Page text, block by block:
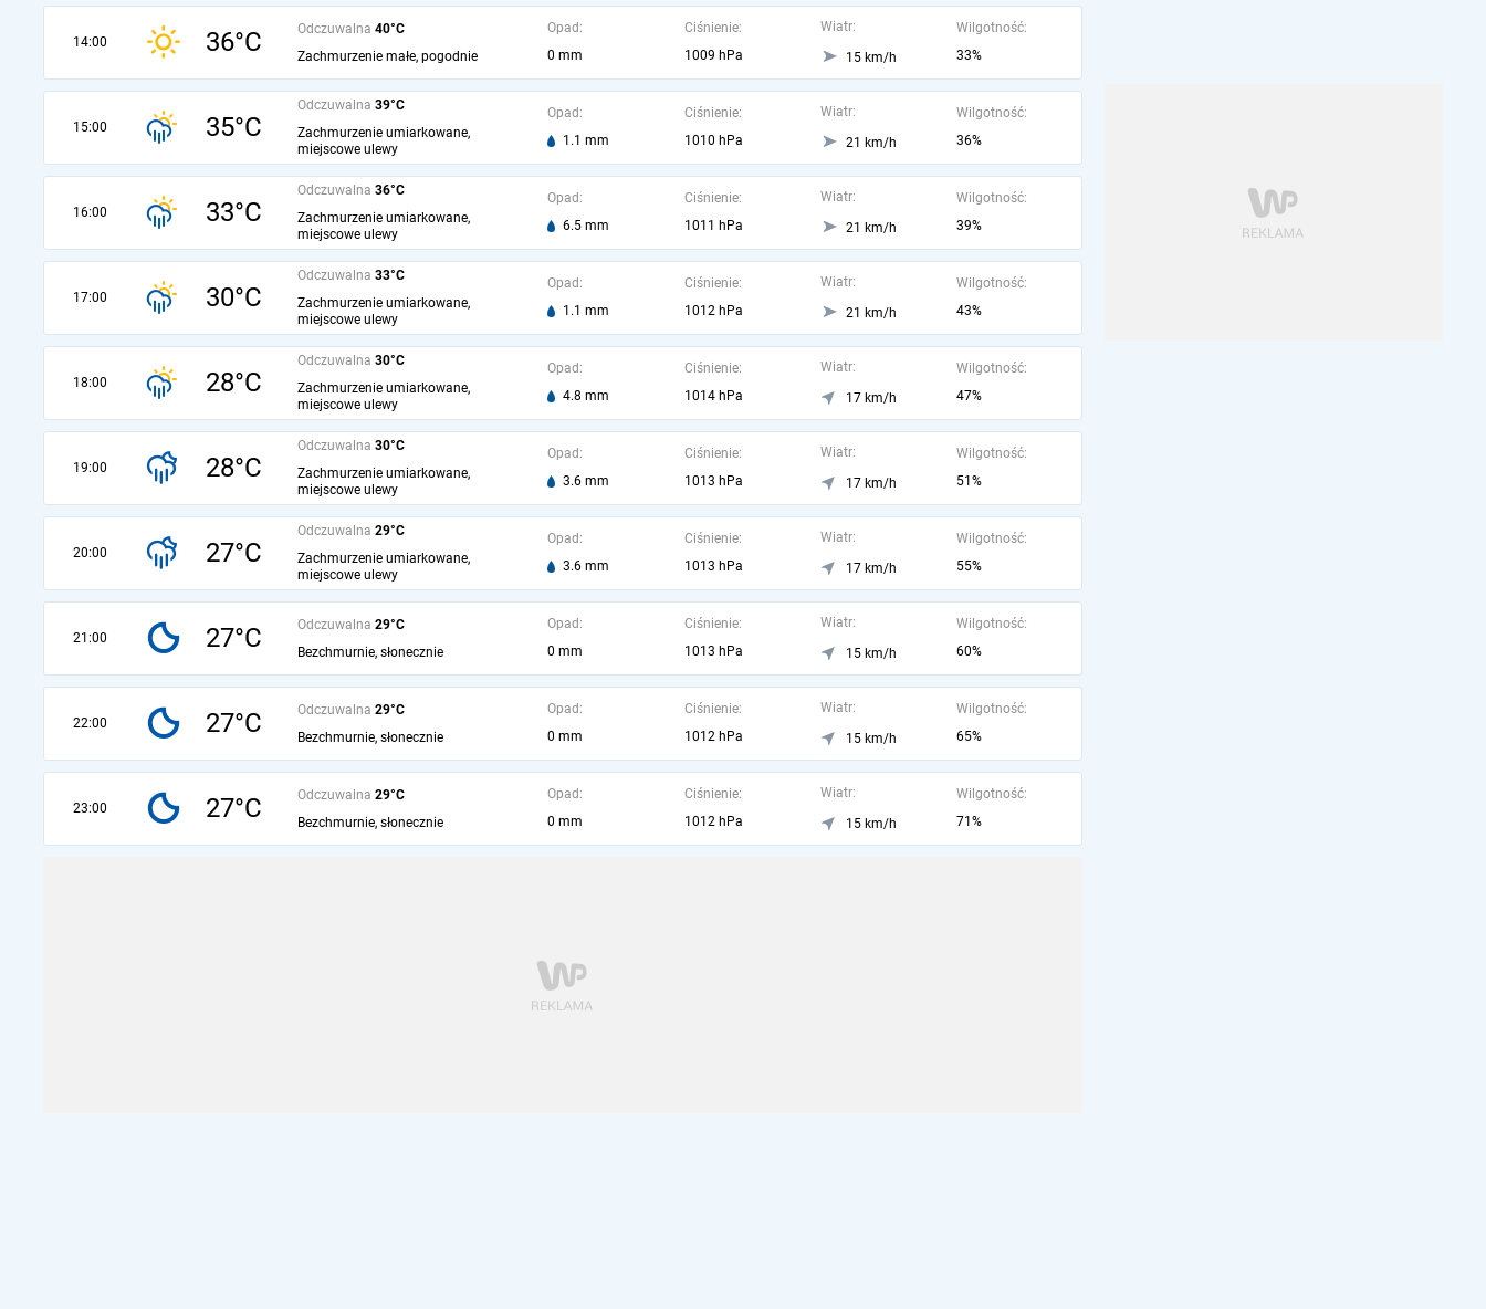
14:00 36°C Odczuwalna 40°C
Zachmurzenie małe, pogodnie
Opad:
0 mm
Ciśnienie:
1009 hPa
Wiatr:
15 km/h
Wilgotność:
33%
15:00 35°C
Odczuwalna 39°C
Zachmurzenie umiarkowane,
miejscowe ulewy
Opad:
1.1 mm
Ciśnienie:
1010 hPa
Wiatr:
21 km/h
Wilgotność:
36%
16:00 33°C
Odczuwalna 36°C
Zachmurzenie umiarkowane,
miejscowe ulewy
Opad:
6.5 mm
Ciśnienie:
1011 hPa
Wiatr:
21 km/h
Wilgotność:
39%
17:00 30°C
Odczuwalna 33°C
Zachmurzenie umiarkowane,
miejscowe ulewy
Opad:
1.1 mm
Ciśnienie:
1012 hPa
Wiatr:
21 km/h
Wilgotność:
43%
18:00 28°C
Odczuwalna 30°C
Zachmurzenie umiarkowane,
miejscowe ulewy
Opad:
4.8 mm
Ciśnienie:
1014 hPa
Wiatr:
17 km/h
Wilgotność:
47%
19:00 28°C
Odczuwalna 30°C
Zachmurzenie umiarkowane,
miejscowe ulewy
Opad:
3.6 mm
Ciśnienie:
1013 hPa
Wiatr:
17 km/h
Wilgotność:
51%
20:00 27°C
Odczuwalna 29°C
Zachmurzenie umiarkowane,
miejscowe ulewy
Opad:
3.6 mm
Ciśnienie:
1013 hPa
Wiatr:
17 km/h
Wilgotność:
55%
21:00 27°C Odczuwalna 29°C
Bezchmurnie, słonecznie
Opad:
0 mm
Ciśnienie:
1013 hPa
Wiatr:
15 km/h
Wilgotność:
60%
22:00 27°C Odczuwalna 29°C
Bezchmurnie, słonecznie
Opad:
0 mm
Ciśnienie:
1012 hPa
Wiatr:
15 km/h
Wilgotność:
65%
23:00 27°C Odczuwalna 29°C
Bezchmurnie, słonecznie
Opad:
0 mm
Ciśnienie:
1012 hPa
Wiatr:
15 km/h
Wilgotność:
71%